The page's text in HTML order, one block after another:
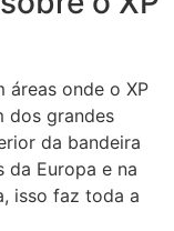
áreas onde o XP
dos grandes
da bandeira
da Europa e na
isso faz toda a